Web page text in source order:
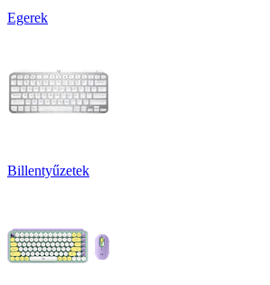
Egerek
Billentyűzetek